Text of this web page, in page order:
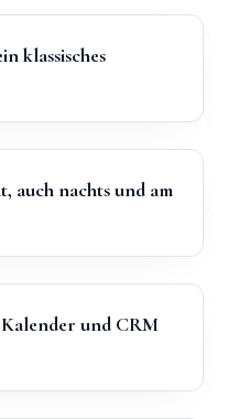
klassisches
auch nachts und am
und CRM